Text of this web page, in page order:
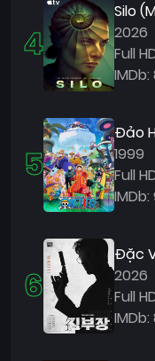
4
Silo
2026
Full
IMDb:
5
Đảo
1999
Full
IMDb:
6
Đặc
2026
Full
IMDb: